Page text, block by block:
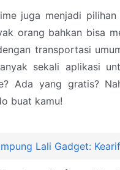
juga menjadi
orang bahkan bisa
transportasi
sekali aplikasi
Ada yang gratis?
buat kamu!
Lali Gadget: